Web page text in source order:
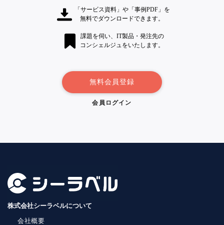
「サービス資料」や「事例PDF」を
無料でダウンロードできます。
課題を伺い、IT製品・発注先の
コンシェルジュをいたします。
無料会員登録
会員ログイン
株式会社シーラベルについて
会社概要